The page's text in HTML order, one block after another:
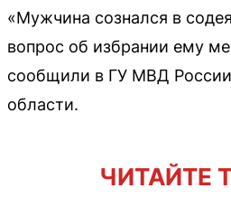
«Мужчина сознался в
вопрос об избрании ему
сообщили в ГУ МВД России
области.
ЧИТАЙТЕ